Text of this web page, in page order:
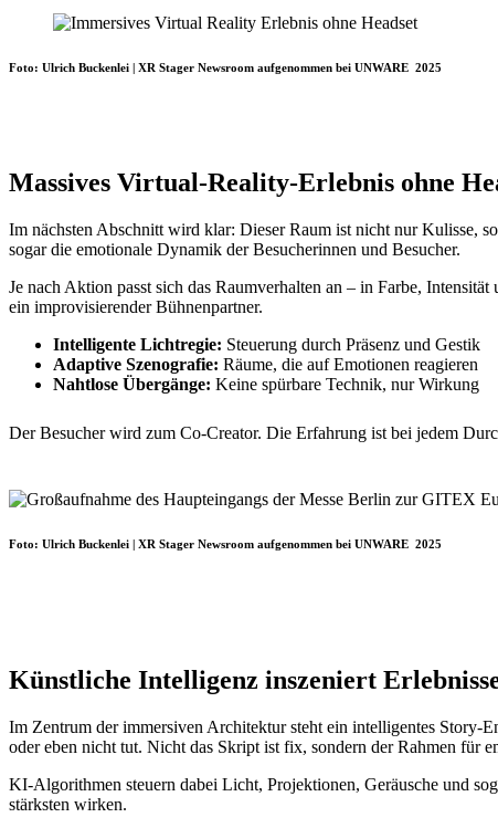
Foto: Ulrich Buckenlei | XR Stager Newsroom aufgenommen bei UNWARE 2025
Massives Virtual-Reality-Erlebnis ohne
Im nächsten Abschnitt wird klar: Dieser Raum ist nicht nur Kulisse,
sogar die emotionale Dynamik der Besucherinnen und Besucher.
Je nach Aktion passt sich das Raumverhalten an – in Farbe,
ein improvisierender Bühnenpartner.
Intelligente Lichtregie: Steuerung durch Präsenz und Gestik
Adaptive Szenografie: Räume, die auf Emotionen reagieren
Nahtlose Übergänge: Keine spürbare Technik, nur Wirkung
Der Besucher wird zum Co-Creator. Die Erfahrung ist bei jedem
Foto: Ulrich Buckenlei | XR Stager Newsroom aufgenommen bei UNWARE 2025
Künstliche Intelligenz inszeniert
Im Zentrum der immersiven Architektur steht ein intelligentes Story-
oder eben nicht tut. Nicht das Skript ist fix, sondern der Rahmen für
KI-Algorithmen steuern dabei Licht, Projektionen, Geräusche und
stärksten wirken.